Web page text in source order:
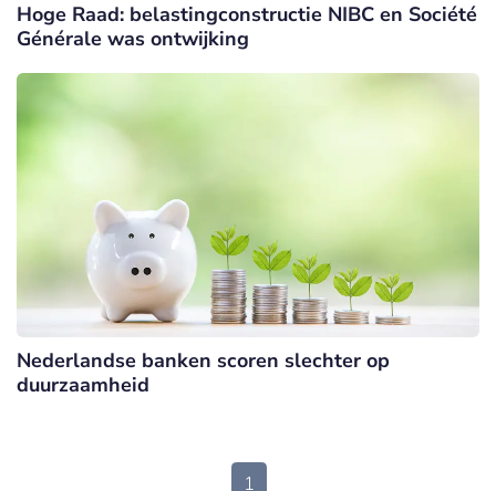
Hoge Raad: belastingconstructie NIBC en Société
Générale was ontwijking
Nederlandse banken scoren slechter op
duurzaamheid
1